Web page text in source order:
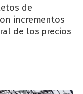
de
incrementos
de los precios